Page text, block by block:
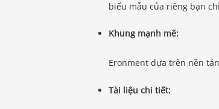
biểu mẫu của riêng bạn
Khung mạnh mẽ:
Eronment dựa trên nền
Tài liệu chi tiết: